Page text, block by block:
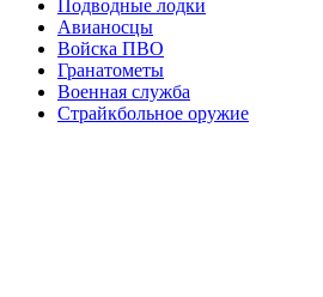
Подводные лодки
Авианосцы
Войска ПВО
Гранатометы
Военная служба
Страйкбольное оружие